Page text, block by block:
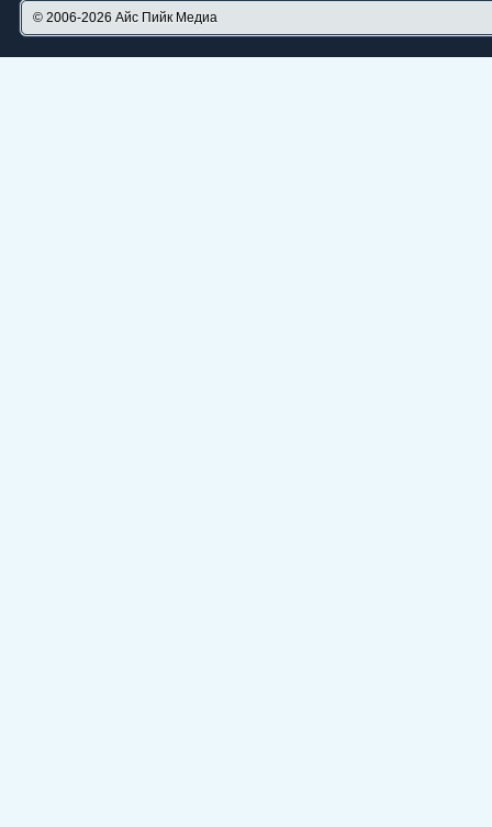
© 2006-2026 Айс Пийк Медиа